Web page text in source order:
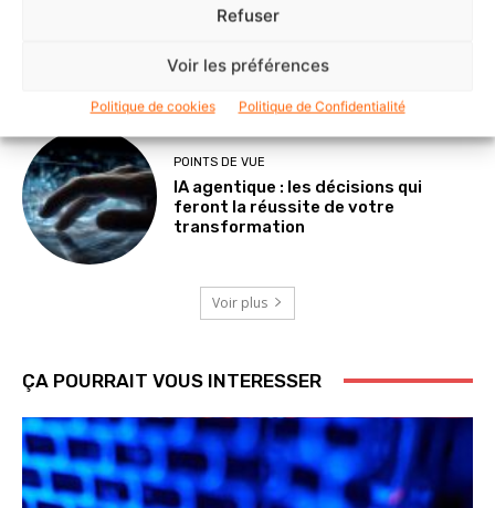
Refuser
Voir les préférences
Politique de cookies Politique de Confidentialité
delaware France accélère la
avec l’IA
POINTS DE VUE
IA agentique : les décisions qui
feront la réussite de votre
transformation
Voir plus
ÇA POURRAIT VOUS INTERESSER